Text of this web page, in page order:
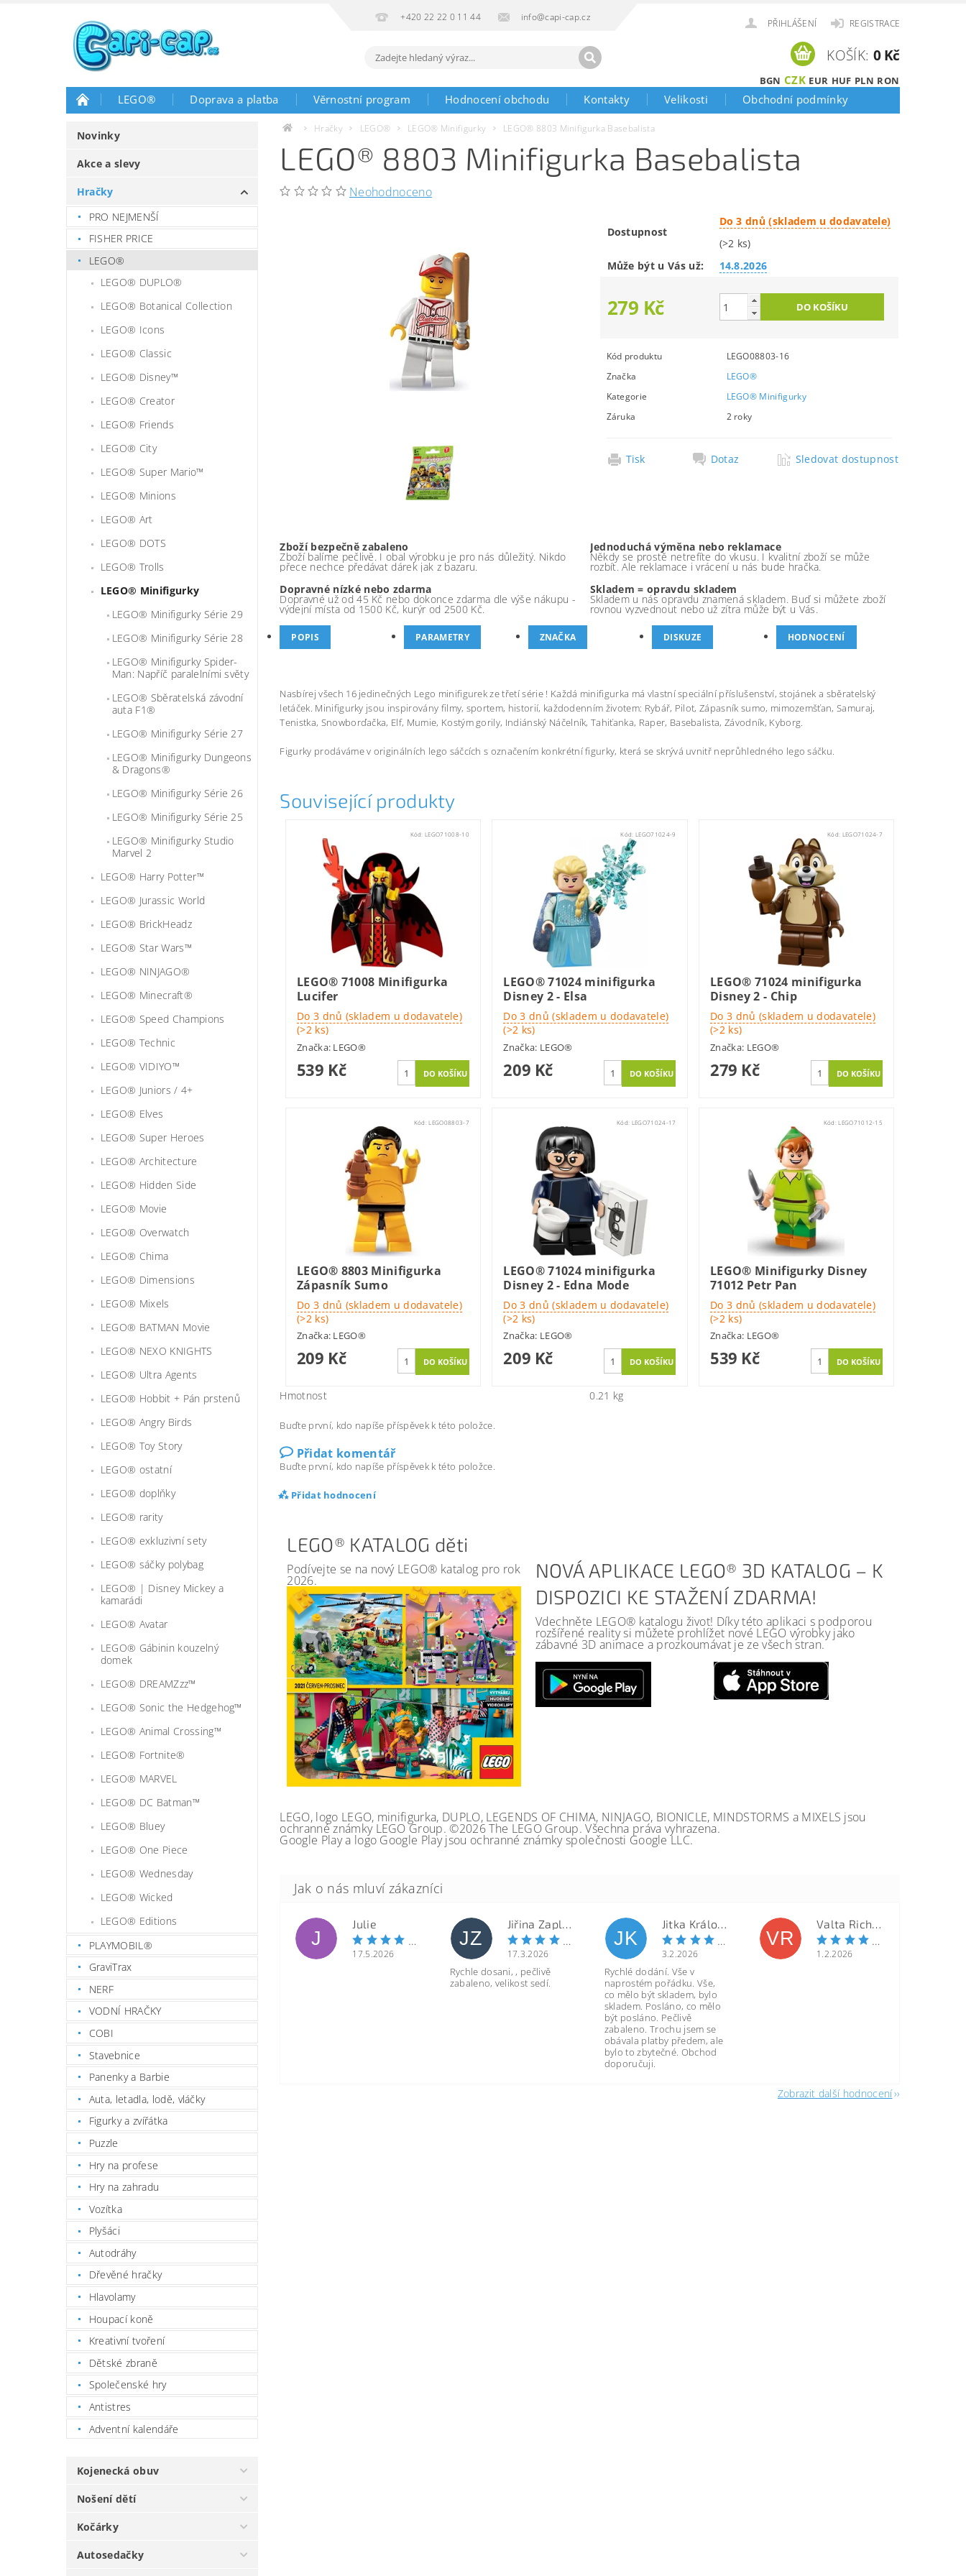
+420 22 22 0 11 44 info@capi-cap.cz
PŘIHLÁŠENÍ REGISTRACE
BGN CZK EUR HUF PLN RON
KOŠÍK: 0 Kč
LEGO® Doprava a platba Věrnostní program Hodnocení obchodu Kontakty Velikosti Obchodní podmínky
Novinky
Akce a slevy
Hračky
PRO NEJMENŠÍ
FISHER PRICE
LEGO®
LEGO® DUPLO®
LEGO® Botanical Collection
LEGO® Icons
LEGO® Classic
LEGO® Disney™
LEGO® Creator
LEGO® Friends
LEGO® City
LEGO® Super Mario™
LEGO® Minions
LEGO® Art
LEGO® DOTS
LEGO® Trolls
LEGO® Minifigurky
LEGO® Minifigurky Série 29
LEGO® Minifigurky Série 28
LEGO® Minifigurky Spider-
Man: Napříč paralelními světy
LEGO® Sběratelská závodní
auta F1®
LEGO® Minifigurky Série 27
LEGO® Minifigurky Dungeons
& Dragons®
LEGO® Minifigurky Série 26
LEGO® Minifigurky Série 25
LEGO® Minifigurky Studio
Marvel 2
LEGO® Harry Potter™
LEGO® Jurassic World
LEGO® BrickHeadz
LEGO® Star Wars™
LEGO® NINJAGO®
LEGO® Minecraft®
LEGO® Speed Champions
LEGO® Technic
LEGO® VIDIYO™
LEGO® Juniors / 4+
LEGO® Elves
LEGO® Super Heroes
LEGO® Architecture
LEGO® Hidden Side
LEGO® Movie
LEGO® Overwatch
LEGO® Chima
LEGO® Dimensions
LEGO® Mixels
LEGO® BATMAN Movie
LEGO® NEXO KNIGHTS
LEGO® Ultra Agents
LEGO® Hobbit + Pán prstenů
LEGO® Angry Birds
LEGO® Toy Story
LEGO® ostatní
LEGO® doplňky
LEGO® rarity
LEGO® exkluzivní sety
LEGO® sáčky polybag
LEGO® | Disney Mickey a
kamarádi
LEGO® Avatar
LEGO® Gábinin kouzelný
domek
LEGO® DREAMZzz™
LEGO® Sonic the Hedgehog™
LEGO® Animal Crossing™
LEGO® Fortnite®
LEGO® MARVEL
LEGO® DC Batman™
LEGO® Bluey
LEGO® One Piece
LEGO® Wednesday
LEGO® Wicked
LEGO® Editions
PLAYMOBIL®
GraviTrax
NERF
VODNÍ HRAČKY
COBI
Stavebnice
Panenky a Barbie
Auta, letadla, lodě, vláčky
Figurky a zvířátka
Puzzle
Hry na profese
Hry na zahradu
Vozítka
Plyšáci
Autodráhy
Dřevěné hračky
Hlavolamy
Houpací koně
Kreativní tvoření
Dětské zbraně
Společenské hry
Antistres
Adventní kalendáře
Kojenecká obuv
Nošení dětí
Kočárky
Autosedačky
Hračky LEGO® LEGO® Minifigurky LEGO® 8803 Minifigurka Basebalista
LEGO® 8803 Minifigurka Basebalista
Neohodnoceno
Dostupnost
Do 3 dnů (skladem u dodavatele)
(>2 ks)
Může být u Vás už:
14.8.2026
279 Kč
Kód produktu
LEGO08803-16
Značka
LEGO®
Kategorie
LEGO® Minifigurky
Záruka
2 roky
Tisk Dotaz Sledovat dostupnost
Zboží bezpečně zabaleno
Zboží balíme pečlivě. I obal výrobku je pro nás důležitý. Nikdo
přece nechce předávat dárek jak z bazaru.
Jednoduchá výměna nebo reklamace
Někdy se prostě netrefíte do vkusu. I kvalitní zboží se může
rozbít. Ale reklamace i vrácení u nás bude hračka.
Dopravné nízké nebo zdarma
Dopravné už od 45 Kč nebo dokonce zdarma dle výše nákupu -
výdejní místa od 1500 Kč, kurýr od 2500 Kč.
Skladem = opravdu skladem
Skladem u nás opravdu znamená skladem. Buď si můžete zboží
rovnou vyzvednout nebo už zítra může být u Vás.
POPIS PARAMETRY ZNAČKA DISKUZE HODNOCENÍ
Nasbírej všech 16 jedinečných Lego minifigurek ze třetí série ! Každá minifigurka má vlastní speciální příslušenství, stojánek a sběratelský
letáček. Minifigurky jsou inspirovány filmy, sportem, historií, každodenním životem: Rybář, Pilot, Zápasník sumo, mimozemšťan, Samuraj,
Tenistka, Snowborďačka, Elf, Mumie, Kostým gorily, Indiánský Náčelník, Tahiťanka, Raper, Basebalista, Závodník, Kyborg.
Figurky prodáváme v originálních lego sáčcích s označením konkrétní figurky, která se skrývá uvnitř neprůhledného lego sáčku.
Související produkty
Kód:LEGO71008-10
LEGO® 71008 Minifigurka
Lucifer
Do 3 dnů (skladem u dodavatele)
(>2 ks)
Značka: LEGO®
539 Kč
Kód:LEGO71024-9
LEGO® 71024 minifigurka
Disney 2 - Elsa
Do 3 dnů (skladem u dodavatele)
(>2 ks)
Značka: LEGO®
209 Kč
Kód: LEGO71024-7
LEGO® 71024 minifigurka
Disney 2 - Chip
Do 3 dnů (skladem u dodavatele)
(>2 ks)
Značka: LEGO®
279 Kč
Kód:LEGO08803-7
LEGO® 8803 Minifigurka
Zápasník Sumo
Do 3 dnů (skladem u dodavatele)
(>2 ks)
Značka: LEGO®
209 Kč
Kód: LEGO71024-17
LEGO® 71024 minifigurka
Disney 2 - Edna Mode
Do 3 dnů (skladem u dodavatele)
(>2 ks)
Značka: LEGO®
209 Kč
Kód:LEGO71012-15
LEGO® Minifigurky Disney
71012 Petr Pan
Do 3 dnů (skladem u dodavatele)
(>2 ks)
Značka: LEGO®
539 Kč
Hmotnost 0.21 kg
Buďte první, kdo napíše příspěvek k této položce.
Přidat komentář
Buďte první, kdo napíše příspěvek k této položce.
Přidat hodnocení
LEGO® KATALOG děti
Podívejte se na nový LEGO® katalog pro rok
2026.
NOVÁ APLIKACE LEGO® 3D KATALOG – K
DISPOZICI KE STAŽENÍ ZDARMA!
Vdechněte LEGO® katalogu život! Díky této aplikaci s podporou
rozšířené reality si můžete prohlížet nové LEGO výrobky jako
zábavné 3D animace a prozkoumávat je ze všech stran.
LEGO, logo LEGO, minifigurka, DUPLO, LEGENDS OF CHIMA, NINJAGO, BIONICLE, MINDSTORMS a MIXELS jsou
ochranné známky LEGO Group. ©2026 The LEGO Group. Všechna práva vyhrazena.
Google Play a logo Google Play jsou ochranné známky společnosti Google LLC.
J
Julie
17.5.2026
JZ
Jiřina Zapletalová
17.3.2026
Rychle dosani, , pečlivě
zabaleno, velikost sedí.
JK
Jitka Královcová
3.2.2026
Rychlé dodání. Vše v
naprostém pořádku. Vše,
co mělo být skladem, bylo
skladem. Posláno, co mělo
být posláno. Pečlivě
zabaleno. Trochu jsem se
obávala platby předem, ale
bylo to zbytečné. Obchod
doporučuji.
VR
Valta Richard
1.2.2026
Zobrazit další hodnocení